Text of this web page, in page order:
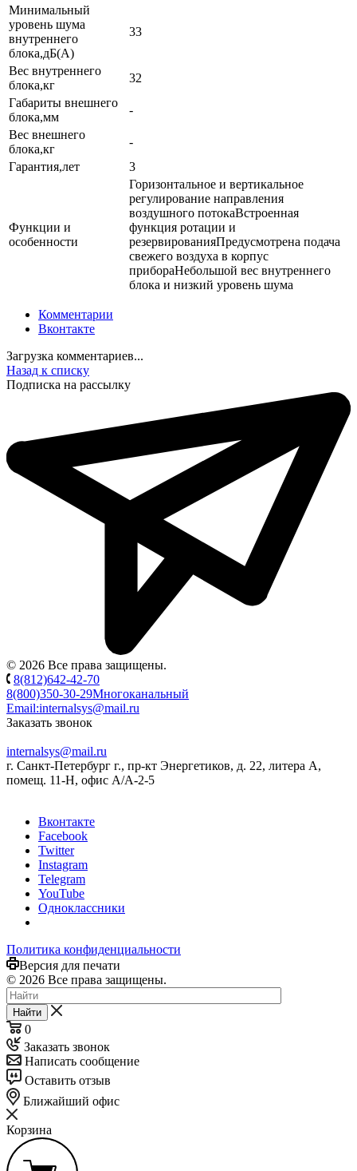
Минимальный
уровень шума
внутреннего
блока,дБ(А)
33
Вес внутреннего
блока,кг
32
Габариты внешнего
блока,мм
-
Вес внешнего
блока,кг
-
Гарантия,лет
3
Функции и
особенности
Горизонтальное и вертикальное
регулирование направления
воздушного потокаВстроенная
функция ротации и
резервированияПредусмотрена подача
свежего воздуха в корпус
прибораНебольшой вес внутреннего
блока и низкий уровень шума
Комментарии
Вконтакте
Загрузка комментариев...
Назад к списку
Подписка на рассылку
© 2026 Все права защищены.
8(812)642-42-70
8(800)350-30-29Многоканальный
Email:internalsys@mail.ru
Заказать звонок
internalsys@mail.ru
г. Санкт-Петербург г., пр-кт Энергетиков, д. 22, литера А,
помещ. 11-Н, офис А/А-2-5
Вконтакте
Facebook
Twitter
Instagram
Telegram
YouTube
Одноклассники
Политика конфиденциальности
Версия для печати
© 2026 Все права защищены.
Найти
0
Заказать звонок
Написать сообщение
Оставить отзыв
Ближайший офис
Корзина